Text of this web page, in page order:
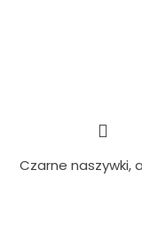
Czarne naszywki,